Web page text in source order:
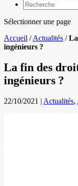
Sélectionner une page
Accueil /Actualités /
ingénieurs ?
La fin des
ingénieurs ?
22/10/2021 | Actualités,